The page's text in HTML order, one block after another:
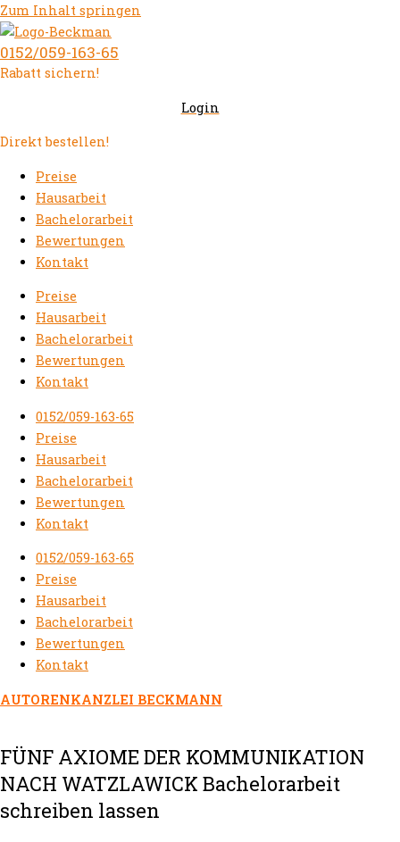
Zum Inhalt springen
0152/059-163-65
Rabatt sichern!
Login
Direkt bestellen!
Preise
Hausarbeit
Bachelorarbeit
Bewertungen
Kontakt
Preise
Hausarbeit
Bachelorarbeit
Bewertungen
Kontakt
0152/059-163-65
Preise
Hausarbeit
Bachelorarbeit
Bewertungen
Kontakt
0152/059-163-65
Preise
Hausarbeit
Bachelorarbeit
Bewertungen
Kontakt
AUTORENKANZLEI BECKMANN
FÜNF AXIOME DER KOMMUNIKATION
NACH WATZLAWICK Bachelorarbeit
schreiben lassen